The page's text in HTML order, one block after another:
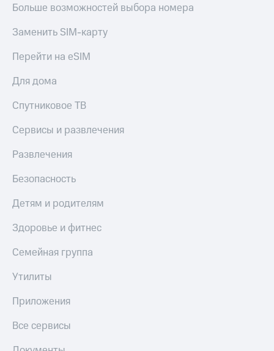
Больше возможностей выбора номера
Заменить SIM-карту
Перейти на eSIM
Для дома
Спутниковое ТВ
Сервисы и развлечения
Развлечения
Безопасность
Детям и родителям
Здоровье и фитнес
Семейная группа
Утилиты
Приложения
Все сервисы